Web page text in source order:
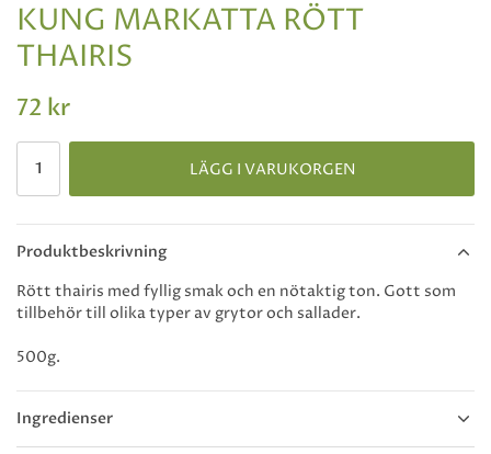
KUNG MARKATTA RÖTT
THAIRIS
72 kr
LÄGG I VARUKORGEN
Produktbeskrivning
Ingredienser
Rött thairis med fyllig smak och en nötaktig ton. Gott som
tillbehör till olika typer av grytor och sallader.
500g.